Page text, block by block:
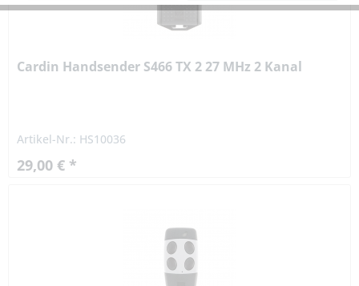
Cardin Handsender S466 TX 2 27 MHz 2 Kanal
Artikel-Nr.: HS10036
29,00 € *